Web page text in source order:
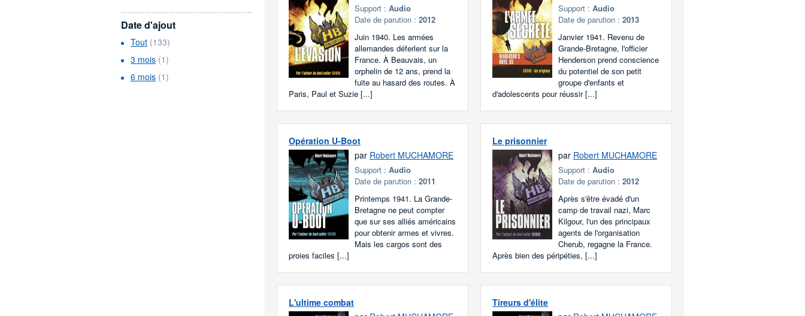
Support :Audio
Date de parution :2012
Juin 1940. Les armées
allemandes déferlent sur la
France. À Beauvais, un
orphelin de 12 ans, prend la
fuite au hasard des routes. À
Paris, Paul et Suzie [...]
Support : Audio
Date de parution : 2013
Janvier 1941. Revenu de
Grande-Bretagne, l'officier
Henderson prend conscience
du potentiel de son petit
groupe d'enfants et
d'adolescents pour réussir [...]
Opération U-Boot
par Robert MUCHAMORE
Support :Audio
Date de parution :2011
Printemps 1941. La Grande-
Bretagne ne peut compter
que sur ses alliés américains
pour obtenir armes et vivres.
Mais les cargos sont des
proies faciles [...]
Le prisonnier
par Robert MUCHAMORE
Support : Audio
Date de parution : 2012
Après s'être évadé d'un
camp de travail nazi, Marc
Kilgour, l'un des principaux
agents de l'organisation
Cherub, regagne la France.
Après bien des péripéties, [...]
L'ultime combat
Tireurs d'élite
Date d'ajout
Tout (133)
3 mois (1)
6 mois (1)